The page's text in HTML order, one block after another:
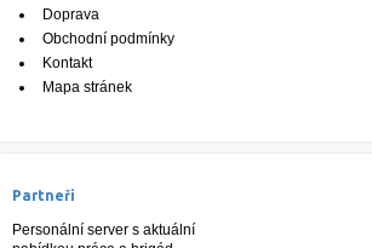
Doprava
Obchodní podmínky
Kontakt
Mapa stránek
Partneři
Personální server s aktuální